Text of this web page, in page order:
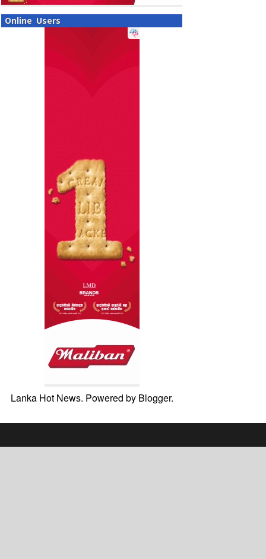
Online Users
Lanka Hot News. Powered by Blogger.